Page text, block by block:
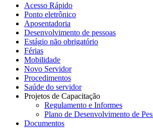
Acesso Rápido
Ponto eletrônico
Aposentadoria
Desenvolvimento de pessoas
Estágio não obrigatório
Férias
Mobilidade
Novo Servidor
Procedimentos
Saúde do servidor
Projetos de Capacitação
Regulamento e Informes
Plano de Desenvolvimento de
Documentos